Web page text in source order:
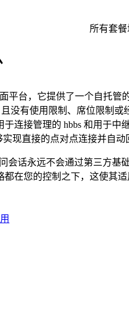
所有套
平台，它提供了一个自托管
没有使用限制、席位限制或
连接管理的 hbbs 和用于中
现直接的点对点连接并自动
会话永远不会通过第三方基
在您的控制之下，这使其